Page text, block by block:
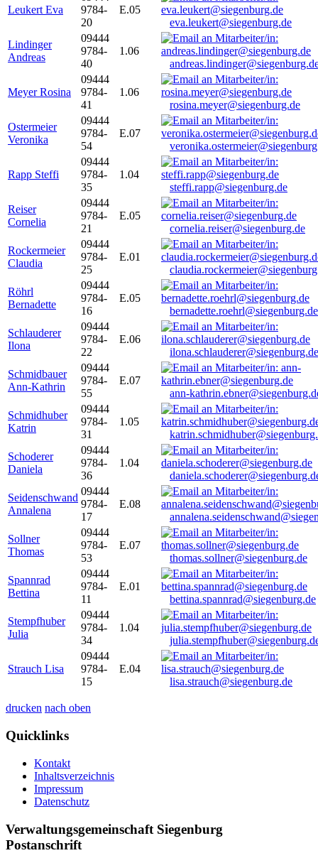
Leukert Eva
9784-
20
E.05
eva.leukert@siegenburg.de
Lindinger
Andreas
09444
9784-
40
1.06
Meyer Rosina
09444
9784-
41
1.06
rosina.meyer@siegenburg.de
Ostermeier
Veronika
09444
9784-
54
E.07
Rapp Steffi
09444
9784-
35
1.04
steffi.rapp@siegenburg.de
Reiser
Cornelia
09444
9784-
21
E.05
cornelia.reiser@siegenburg.de
Rockermeier
Claudia
09444
9784-
25
E.01
Röhrl
Bernadette
09444
9784-
16
E.05
bernadette.roehrl@siegenburg.de
Schlauderer
Ilona
09444
9784-
22
E.06
ilona.schlauderer@siegenburg.de
Schmidbauer
Ann-Kathrin
09444
9784-
55
E.07
ann-
Schmidhuber
Katrin
09444
9784-
31
1.05
Schoderer
Daniela
09444
9784-
36
1.04
Seidenschwand
Annalena
09444
9784-
17
E.08
Sollner
Thomas
09444
9784-
53
E.07
thomas.sollner@siegenburg.de
Spannrad
Bettina
09444
9784-
11
E.01
bettina.spannrad@siegenburg.de
Stempfhuber
Julia
09444
9784-
34
1.04
Strauch Lisa
09444
9784-
15
E.04
lisa.strauch@siegenburg.de
drucken nach oben
Quicklinks
Kontakt
Inhaltsverzeichnis
Impressum
Datenschutz
Verwaltungsgemeinschaft Siegenburg
Postanschrift